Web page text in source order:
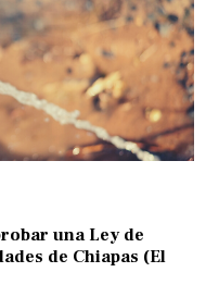
una Ley de
de Chiapas (El